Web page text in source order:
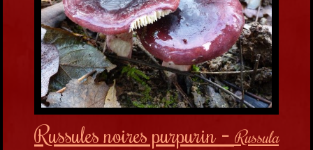
Russules noires purpurin - Russula